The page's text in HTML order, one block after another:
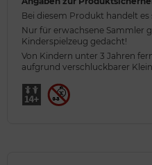
Bei diesem Produkt handelt
Nur für erwachsene Sammler
Kinderspielzeug gedacht!
Von Kindern unter 3 Jahren
aufgrund verschluckbarer